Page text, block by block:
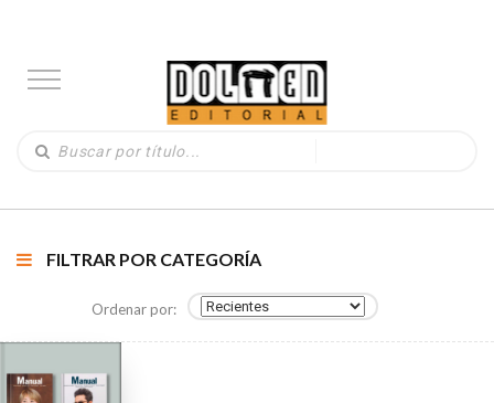
FILTRAR POR CATEGORÍA
Ordenar por: